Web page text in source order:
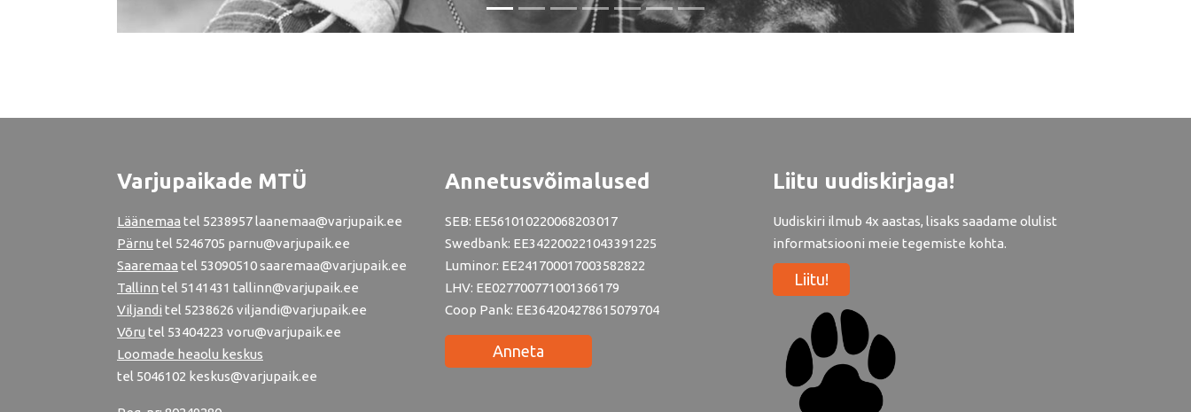
Varjupaikade MTÜ
Läänemaa tel 5238957 laanemaa@varjupaik.ee
Pärnu tel 5246705 parnu@varjupaik.ee
Saaremaa tel 53090510 saaremaa@varjupaik.ee
Tallinn tel 5141431 tallinn@varjupaik.ee
Viljandi tel 5238626 viljandi@varjupaik.ee
Võru tel 53404223 voru@varjupaik.ee
Loomade heaolu keskus
tel 5046102 keskus@varjupaik.ee
Annetusvõimalused
SEB: EE561010220068203017
Swedbank: EE342200221043391225
Luminor: EE241700017003582822
LHV: EE027700771001366179
Coop Pank: EE364204278615079704
Anneta
Liitu uudiskirjaga!
Uudiskiri ilmub 4x aastas, lisaks saadame olulist
informatsiooni meie tegemiste kohta.
Liitu!